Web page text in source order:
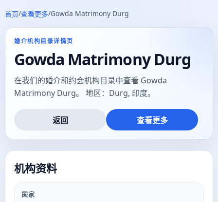
首页/查看更多/Gowda Matrimony Durg
婚介机构目录详情页
Gowda Matrimony Durg
在我们的婚介和约会机构目录中查看 Gowda
Matrimony Durg。 地区：Durg, 印度。
返回 查看更多
机构资料
国家